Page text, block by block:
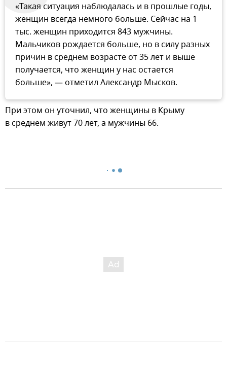
«Такая ситуация наблюдалась и в прошлые годы,
женщин всегда немного больше. Сейчас на 1
тыс. женщин приходится 843 мужчины.
Мальчиков рождается больше, но в силу разных
причин в среднем возрасте от 35 лет и выше
получается, что женщин у нас остается
больше», — отметил Александр Мысков.
При этом он уточнил, что женщины в Крыму
в среднем живут 70 лет, а мужчины 66.